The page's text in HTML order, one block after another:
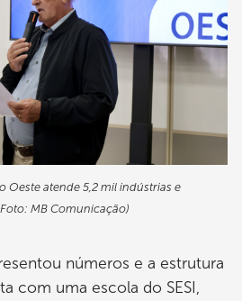
Oeste atende 5,2 mil indústrias e
MB Comunicação)
números e a estrutura
com uma escola do SESI,